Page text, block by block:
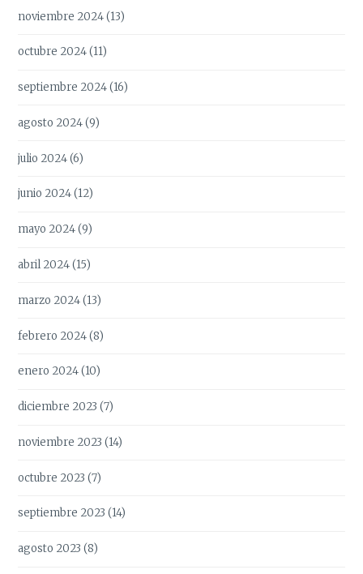
noviembre 2024(13)
octubre 2024(11)
septiembre 2024(16)
agosto 2024(9)
julio 2024(6)
junio 2024(12)
mayo 2024(9)
abril 2024(15)
marzo 2024(13)
febrero 2024(8)
enero 2024(10)
diciembre 2023 (7)
noviembre 2023 (14)
octubre 2023 (7)
septiembre 2023 (14)
agosto 2023 (8)